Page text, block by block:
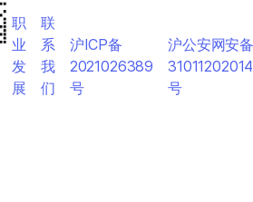
职
业
发
展
联
系
我
们
沪ICP备
2021026389
号
沪公安网安
号